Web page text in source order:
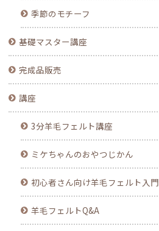
季節のモチーフ
基礎マスター講座
完成品販売
講座
3分羊毛フェルト講座
ミケちゃんのおやつじかん
初心者さん向け羊毛フェルト入門
羊毛フェルトQ&A